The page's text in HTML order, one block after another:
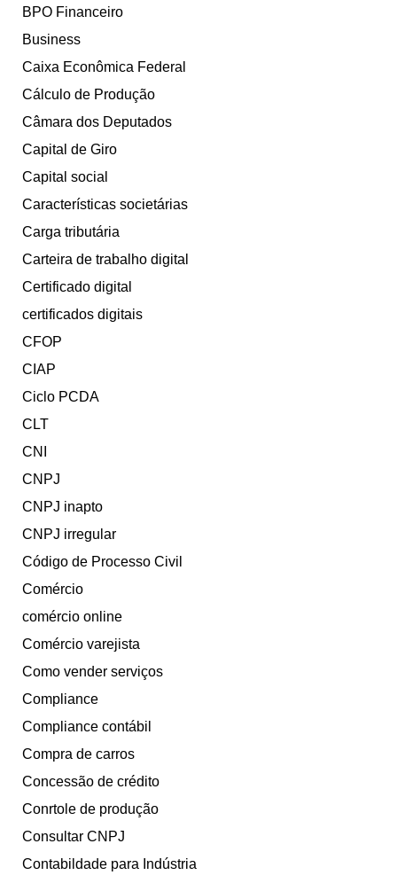
BPO Financeiro
Business
Caixa Econômica Federal
Cálculo de Produção
Câmara dos Deputados
Capital de Giro
Capital social
Características societárias
Carga tributária
Carteira de trabalho digital
Certificado digital
certificados digitais
CFOP
CIAP
Ciclo PCDA
CLT
CNI
CNPJ
CNPJ inapto
CNPJ irregular
Código de Processo Civil
Comércio
comércio online
Comércio varejista
Como vender serviços
Compliance
Compliance contábil
Compra de carros
Concessão de crédito
Conrtole de produção
Consultar CNPJ
Contabildade para Indústria